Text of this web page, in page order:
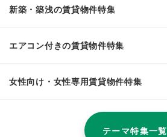
新築・築浅の賃貸物件特集
エアコン付きの賃貸物件特集
女性向け・女性専用賃貸物件特集
テーマ特集一覧